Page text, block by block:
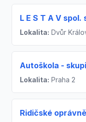
L E S T A V spol.
Lokalita: Dvůr
Autoškola -
Lokalita: Praha 2
Ridičské